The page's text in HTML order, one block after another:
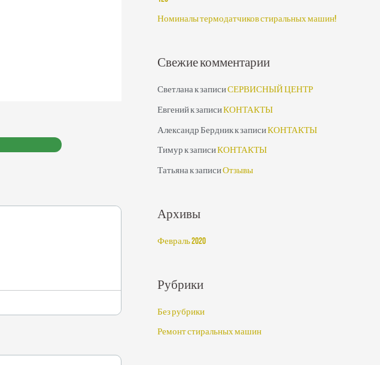
:Номиналы термодатчиков стиральных машин!
Свежие комментарии
Светланак записиСЕРВИСНЫЙ ЦЕНТР
Евгенийк записиКОНТАКТЫ
Александр Бердникк записиКОНТАКТЫ
Тимурк записиКОНТАКТЫ
Татьянак записиОтзывы
Архивы
Февраль 2020
Рубрики
Без рубрики
Ремонт стиральных машин